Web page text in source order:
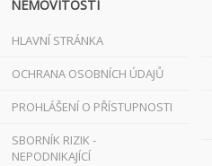
NEMOVITOSTI
HLAVNÍ STRÁNKA
OCHRANA OSOBNÍCH ÚDAJŮ
PROHLÁŠENÍ O PŘÍSTUPNOSTI
SBORNÍK RIZIK -
NEPODNIKAJÍCÍ